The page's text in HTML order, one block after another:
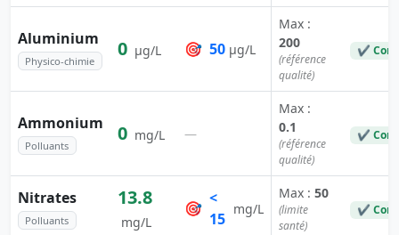
Aluminium
Physico-chimie
0 µg/L 🎯 50 µg/L
Max :
200
(référence
qualité)
✔
Ammonium
Polluants
0 mg/L —
Max :
0.1
(référence
qualité)
✔
Nitrates
Polluants
13.8
mg/L
🎯
<
15
mg/L
Max : 50
(limite
santé)
✔